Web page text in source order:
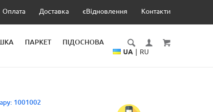
Оплата Доставка єВідновлення Контакти
ПАРКЕТ
ПІДОСНОВА
UA RU
1001002